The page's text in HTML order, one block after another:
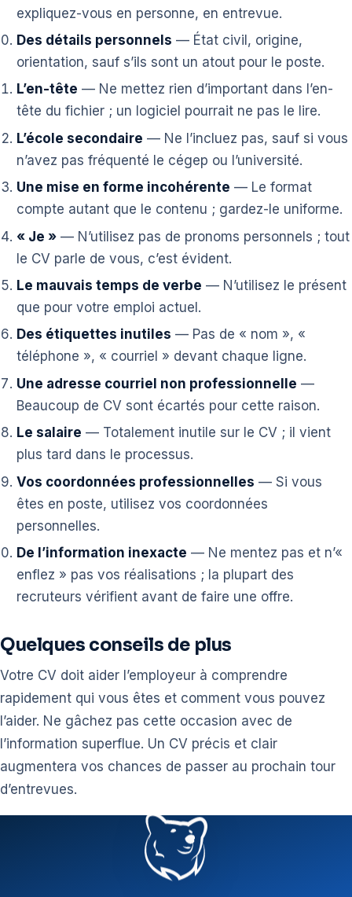
expliquez-vous en personne, en entrevue.
Des détails personnels — État civil, origine,
orientation, sauf s’ils sont un atout pour le poste.
L’en-tête — Ne mettez rien d’important dans l’en-
tête du fichier ; un logiciel pourrait ne pas le lire.
L’école secondaire — Ne l’incluez pas, sauf si vous
n’avez pas fréquenté le cégep ou l’université.
Une mise en forme incohérente — Le format
compte autant que le contenu ; gardez-le uniforme.
« Je »— N’utilisez pas de pronoms personnels ; tout
le CV parle de vous, c’est évident.
Le mauvais temps de verbe — N’utilisez le présent
que pour votre emploi actuel.
Des étiquettes inutiles — Pas de « nom », «
téléphone », « courriel » devant chaque ligne.
Une adresse courriel non professionnelle —
Beaucoup de CV sont écartés pour cette raison.
Le salaire — Totalement inutile sur le CV ; il vient
plus tard dans le processus.
Vos coordonnées professionnelles — Si vous
êtes en poste, utilisez vos coordonnées
personnelles.
De l’information inexacte — Ne mentez pas et n’«
enflez » pas vos réalisations ; la plupart des
recruteurs vérifient avant de faire une offre.
Quelques conseils de plus
Votre CV doit aider l’employeur à comprendre
rapidement qui vous êtes et comment vous pouvez
l’aider. Ne gâchez pas cette occasion avec de
l’information superflue. Un CV précis et clair
augmentera vos chances de passer au prochain tour
d’entrevues.